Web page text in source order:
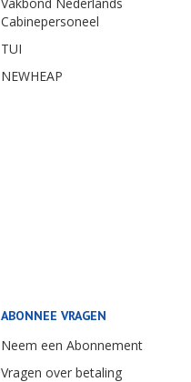
Cabinepersoneel
TUI
NEWHEAP
ABONNEE VRAGEN
Neem een Abonnement
Vragen over betaling